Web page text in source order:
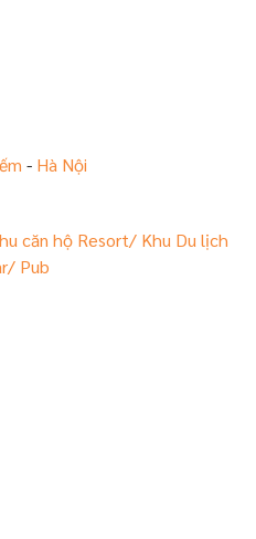
- Hà Nội
căn hộ Resort/ Khu Du lịch
Pub